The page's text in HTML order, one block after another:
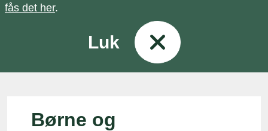
fås det her.
Luk
Børne og